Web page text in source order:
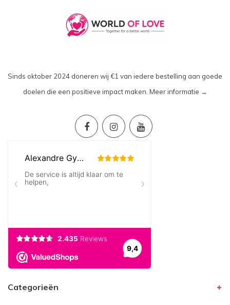
Sinds oktober 2024 doneren wij €1 van iedere bestelling aan goede
doelen die een positieve impact maken. Meer informatie →
Categorieën